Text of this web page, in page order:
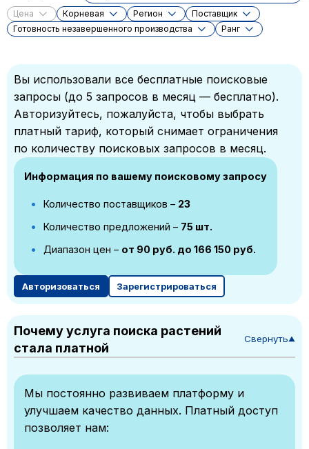
Цена Корневая Регион
Поставщик
Готовность незавершенного производства
Ранг
Вы использовали все бесплатные поисковые
запросы (до 5 запросов в месяц — бесплатно).
Авторизуйтесь, пожалуйста, чтобы выбрать
платный тариф, который снимает ограничения
по количеству поисковых запросов в месяц.
Информация по вашему поисковому запросу
Количество поставщиков – 23
Количество предложений – 75 шт.
Диапазон цен – от 90 руб. до 166 150 руб.
Авторизоваться Зарегистрироваться
Почему услуга поиска растений
стала платной
Свернуть▼
Мы постоянно развиваем платформу и
улучшаем качество данных. Платный доступ
позволяет нам: